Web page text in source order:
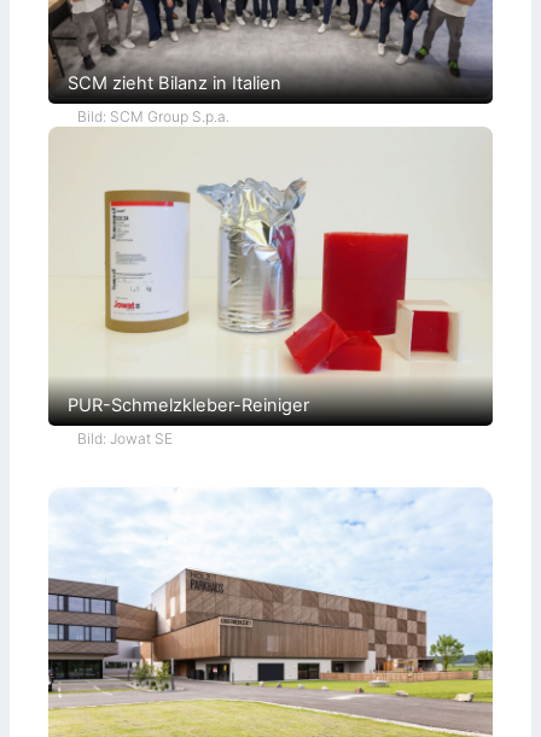
SCM zieht Bilanz in Italien
Bild: SCM Group S.p.a.
PUR-Schmelzkleber-Reiniger
Bild: Jowat SE